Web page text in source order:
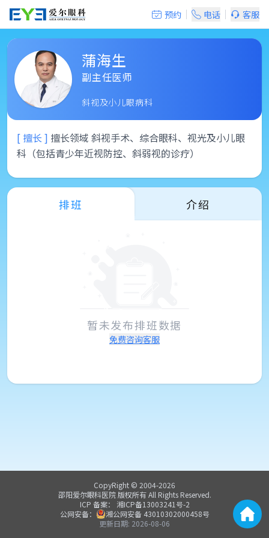
预约 电话 客服
蒲海生
副主任医师
斜视及小儿眼病科
[ 擅长 ] 擅长领域 斜视手术、综合眼科、视光及小儿眼
科（包括青少年近视防控、斜弱视的诊疗）
排班 介绍
暂未发布排班数据
免费咨询客服
CopyRight © 2004-2026
邵阳爱尔眼科医院版权所有 All Rights Reserved.
ICP 备案： 湘ICP备13003241号-2
公网安备：
湘公网安备 43010302000458号
更新日期: 2026-08-06